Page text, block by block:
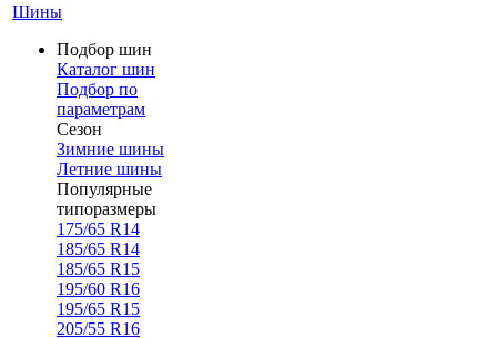
Шины
Подбор шин
Каталог шин
Подбор по
параметрам
Сезон
Зимние шины
Летние шины
Популярные
типоразмеры
175/65 R14
185/65 R14
185/65 R15
195/60 R16
195/65 R15
205/55 R16